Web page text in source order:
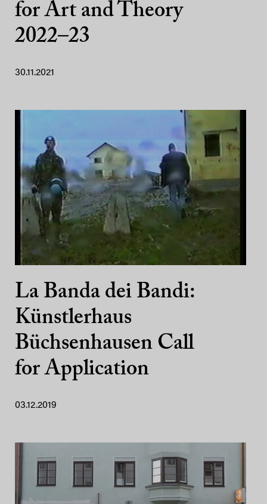
for Art and Theory
2022–23
30.11.2021
La Banda dei Bandi:
Künstlerhaus
Büchsenhausen Call
for Application
03.12.2019